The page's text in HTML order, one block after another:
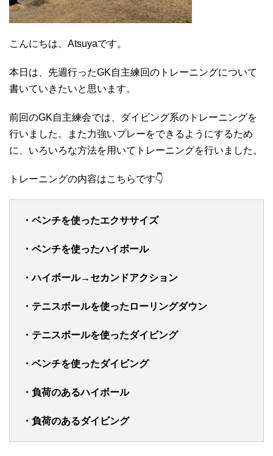
こんにちは、Atsuyaです。
本日は、先週行ったGK自主練回のトレーニングについて
書いていきたいと思います。
前回のGK自主練会では、ダイビング系のトレーニングを
行いました。また力強いプレーをできるようにするため
に、いろいろな方法を用いてトレーニングを行いました。
トレーニングの内容はこちらです👇
・ベンチを使ったエクササイズ
・ベンチを使ったハイボール
・ハイボール→セカンドアクション
・テニスボールを使ったローリングダウン
・テニスボールを使ったダイビング
・ベンチを使ったダイビング
・負荷のあるハイボール
・負荷のあるダイビング